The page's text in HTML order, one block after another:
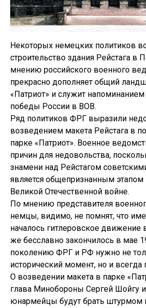
Некоторых немецких политиков
строительство здания Рейстага в
мнению российского военного
прекрасно дополняет общий
«Патриот» и служит
победы России в ВОВ.
Ряд политиков ФРГ выразили
возведением макета Рейстага в
парке «Патриот». Военное
причин для недовольства,
знамени над Рейстагом
является общепризнанным
Великой Отечественной войне.
По мнению представителя
немцы, видимо, не помнят, что
началось гитлеровское движение
же бесславно закончилось в мае
поколению ФРГ и РФ нужно не
исторический момент, но и всегда
О возведении макета в парке
глава Минобороны Сергей Шойгу и
юнармейцы будут брать штурмом